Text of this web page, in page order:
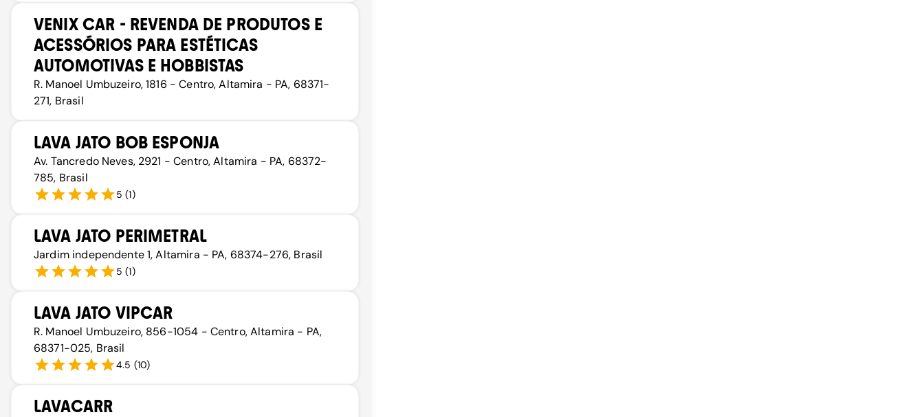
VENIX CAR - REVENDA DE PRODUTOS E
ACESSÓRIOS PARA ESTÉTICAS
AUTOMOTIVAS E HOBBISTAS
R. Manoel Umbuzeiro, 1816 - Centro, Altamira - PA, 68371-
271, Brasil
LAVA JATO BOB ESPONJA
Av. Tancredo Neves, 2921 - Centro, Altamira - PA, 68372-
785, Brasil
5 (1)
LAVA JATO PERIMETRAL
Jardim independente 1, Altamira - PA, 68374-276, Brasil
5 (1)
LAVA JATO VIPCAR
R. Manoel Umbuzeiro, 856-1054 - Centro, Altamira - PA,
68371-025, Brasil
4.5 (10)
LAVACARR